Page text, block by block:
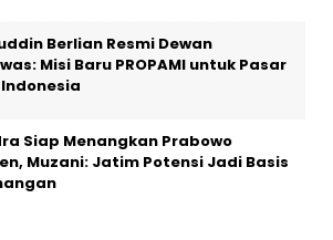
Berlian Resmi Dewan
Misi Baru PROPAMI untuk Pasar
Siap Menangkan Prabowo
Muzani: Jatim Potensi Jadi Basis